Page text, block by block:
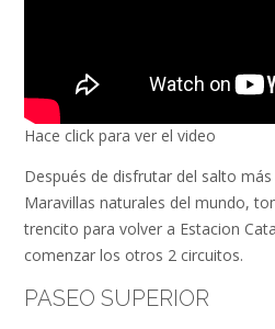
Hace click para ver el video
Después de disfrutar del salto
Maravillas naturales del mundo,
trencito para volver a Estacion
comenzar los otros 2 circuitos.
PASEO SUPERIOR